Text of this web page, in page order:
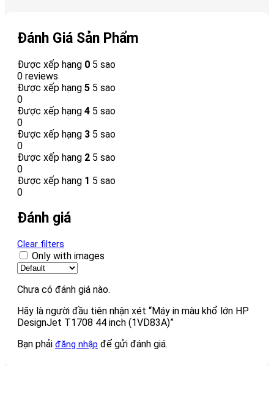
Đánh Giá Sản Phẩm
Được xếp hạng 0 5 sao
0 reviews
Được xếp hạng 5 5 sao
0
Được xếp hạng 4 5 sao
0
Được xếp hạng 3 5 sao
0
Được xếp hạng 2 5 sao
0
Được xếp hạng 1 5 sao
0
Đánh giá
Clear filters
Only with images
Chưa có đánh giá nào.
Hãy là người đầu tiên nhận xét “Máy in màu khổ lớn HP
DesignJet T1708 44 inch (1VD83A)”
Bạn phải đăng nhập để gửi đánh giá.